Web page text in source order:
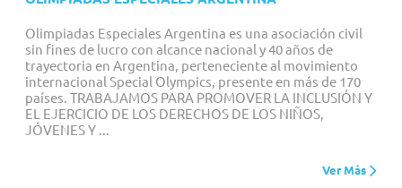
Olimpiadas Especiales Argentina es una asociación civil
sin fines de lucro con alcance nacional y 40 años de
trayectoria en Argentina, perteneciente al movimiento
internacional Special Olympics, presente en más de 170
países. TRABAJAMOS PARA PROMOVER LA INCLUSIÓN Y
EL EJERCICIO DE LOS DERECHOS DE LOS NIÑOS,
JÓVENES Y ...
Ver Más